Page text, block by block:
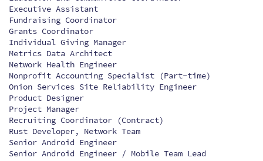
Executive Assistant
Fundraising Coordinator
Grants Coordinator
Individual Giving Manager
Metrics Data Architect
Network Health Engineer
Nonprofit Accounting Specialist (Part-time)
Onion Services Site Reliability Engineer
Product Designer
Project Manager
Recruiting Coordinator (Contract)
Rust Developer, Network Team
Senior Android Engineer
Senior Android Engineer / Mobile Team Lead